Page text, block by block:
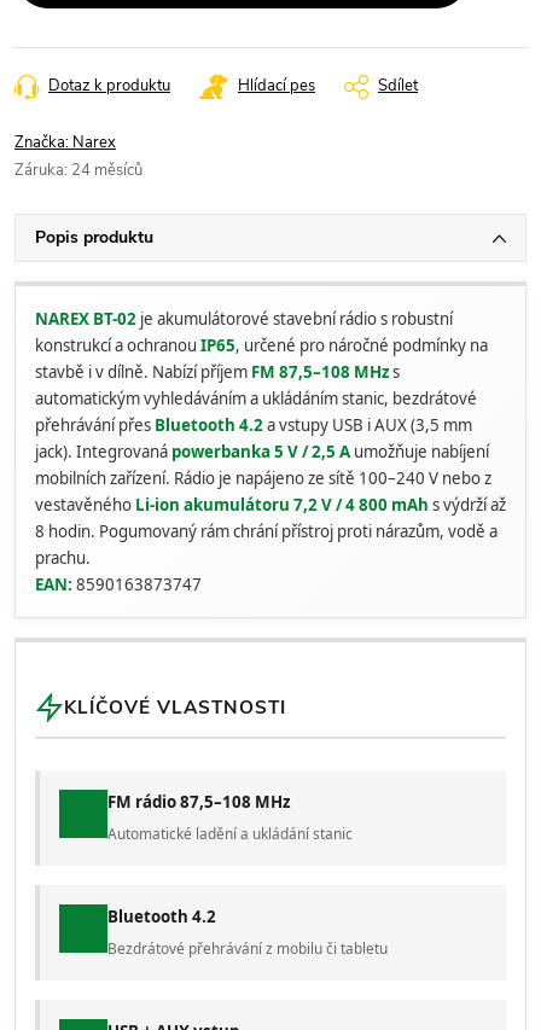
Dotaz k produktu Hlídací pes Sdílet
Značka: Narex
Záruka: 24 měsíců
Popis produktu
NAREX BT-02 je akumulátorové stavební rádio s robustní
konstrukcí a ochranou IP65, určené pro náročné podmínky na
stavbě i v dílně. Nabízí příjem FM 87,5–108 MHzs
automatickým vyhledáváním a ukládáním stanic, bezdrátové
přehrávání přes Bluetooth 4.2a vstupy USB i AUX (3,5 mm
jack). Integrovaná powerbanka 5 V / 2,5 A umožňuje nabíjení
mobilních zařízení. Rádio je napájeno ze sítě 100–240 V nebo z
vestavěného Li-ion akumulátoru 7,2 V / 4 800 mAh s výdrží až
8 hodin. Pogumovaný rám chrání přístroj proti nárazům, vodě a
prachu.
EAN: 8590163873747
KLÍČOVÉ VLASTNOSTI
FM rádio 87,5–108 MHz
Automatické ladění a ukládání stanic
Bluetooth 4.2
Bezdrátové přehrávání z mobilu či tabletu